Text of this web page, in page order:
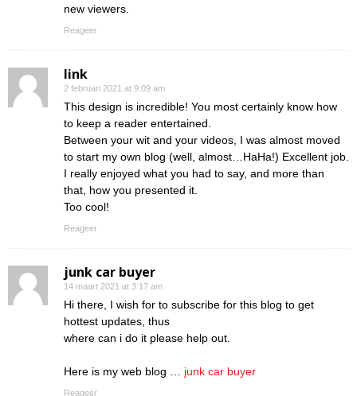
new viewers.
Reageer
link
2 februari 2021 at 9:09 am
This design is incredible! You most certainly know how
to keep a reader entertained.
Between your wit and your videos, I was almost moved
to start my own blog (well, almost…HaHa!) Excellent job.
I really enjoyed what you had to say, and more than
that, how you presented it.
Too cool!
Reageer
junk car buyer
14 maart 2021 at 3:17 am
Hi there, I wish for to subscribe for this blog to get
hottest updates, thus
where can i do it please help out.
Here is my web blog … junk car buyer
Reageer